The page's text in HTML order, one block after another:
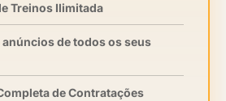
Treinos Ilimitada
anúncios de todos os seus
de Contratações